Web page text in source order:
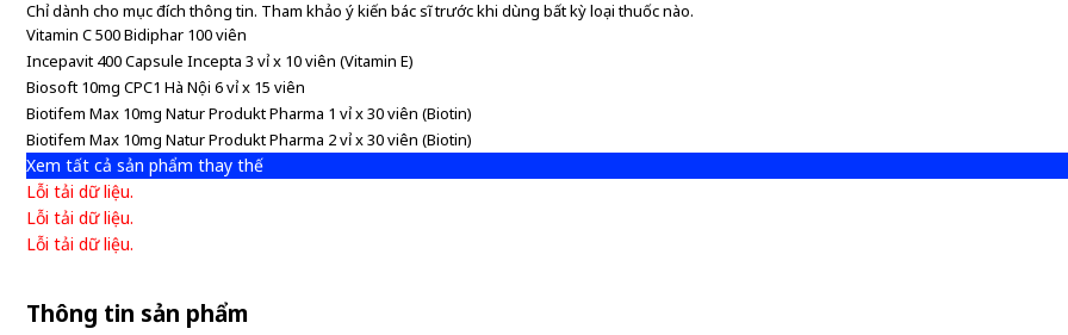
Chỉ dành cho mục đích thông tin. Tham khảo ý kiến bác sĩ trước khi dùng bất kỳ loại thuốc nào.
Vitamin C 500 Bidiphar 100 viên
Incepavit 400 Capsule Incepta 3 vỉ x 10 viên (Vitamin E)
Biosoft 10mg CPC1 Hà Nội 6 vỉ x 15 viên
Biotifem Max 10mg Natur Produkt Pharma 1 vỉ x 30 viên (Biotin)
Biotifem Max 10mg Natur Produkt Pharma 2 vỉ x 30 viên (Biotin)
Xem tất cả sản phẩm thay thế
Lỗi tải dữ liệu.
Lỗi tải dữ liệu.
Lỗi tải dữ liệu.
Thông tin sản phẩm